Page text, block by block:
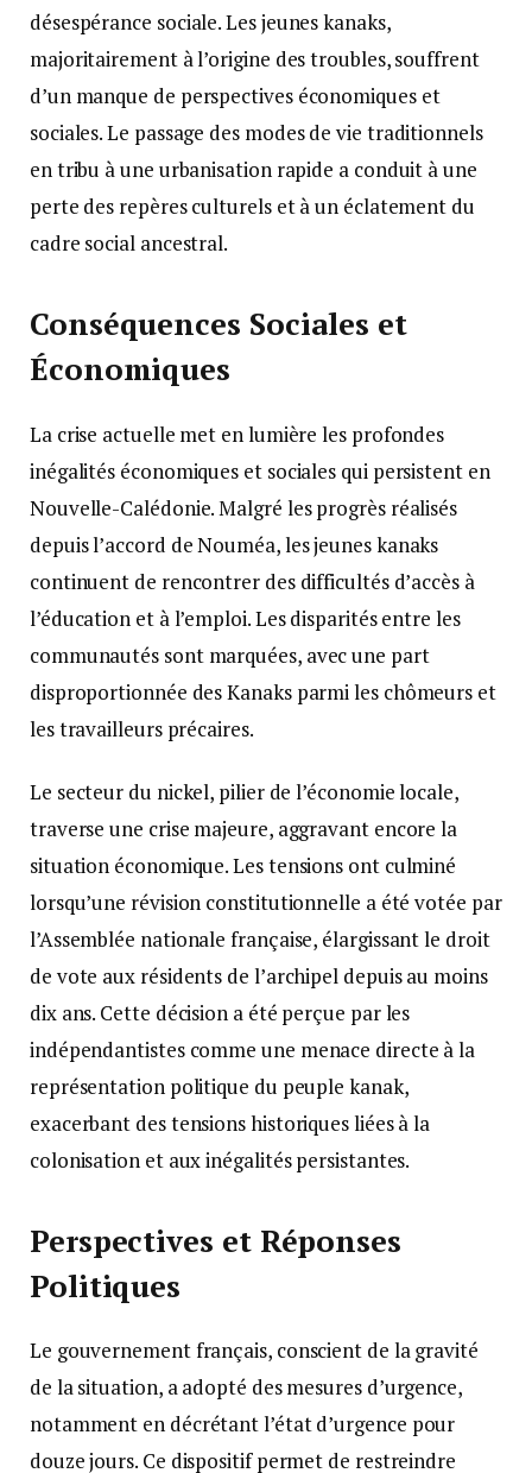
désespérance sociale. Les jeunes kanaks,
majoritairement à l’origine des troubles, souffrent
d’un manque de perspectives économiques et
sociales. Le passage des modes de vie traditionnels
en tribu à une urbanisation rapide a conduit à une
perte des repères culturels et à un éclatement du
cadre social ancestral.
Conséquences Sociales et
Économiques
La crise actuelle met en lumière les profondes
inégalités économiques et sociales qui persistent en
Nouvelle-Calédonie. Malgré les progrès réalisés
depuis l’accord de Nouméa, les jeunes kanaks
continuent de rencontrer des difficultés d’accès à
l’éducation et à l’emploi. Les disparités entre les
communautés sont marquées, avec une part
disproportionnée des Kanaks parmi les chômeurs et
les travailleurs précaires.
Le secteur du nickel, pilier de l’économie locale,
traverse une crise majeure, aggravant encore la
situation économique. Les tensions ont culminé
lorsqu’une révision constitutionnelle a été votée par
l’Assemblée nationale française, élargissant le droit
de vote aux résidents de l’archipel depuis au moins
dix ans. Cette décision a été perçue par les
indépendantistes comme une menace directe à la
représentation politique du peuple kanak,
exacerbant des tensions historiques liées à la
colonisation et aux inégalités persistantes.
Perspectives et Réponses
Politiques
Le gouvernement français, conscient de la gravité
de la situation, a adopté des mesures d’urgence,
notamment en décrétant l’état d’urgence pour
douze jours. Ce dispositif permet de restreindre